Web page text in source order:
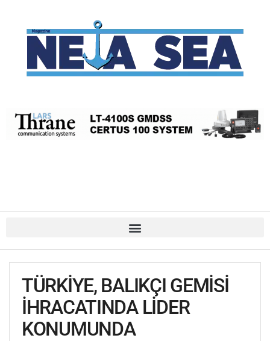
TÜRKİYE, BALIKÇI GEMİSİ
İHRACATINDA LİDER
KONUMUNDA